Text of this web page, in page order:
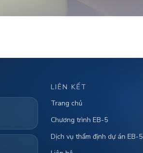
LIÊN KẾT
Trang chủ
Chương trình EB-5
Dịch vụ thẩm định dự án EB-5